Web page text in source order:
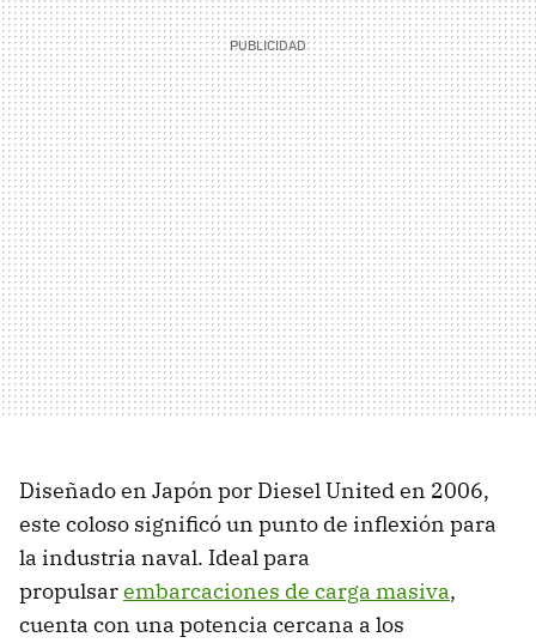
Diseñado en Japón por Diesel United en 2006,
este coloso significó un punto de inflexión para
la industria naval. Ideal para
propulsarembarcaciones de carga masiva,
cuenta con una potencia cercana a los